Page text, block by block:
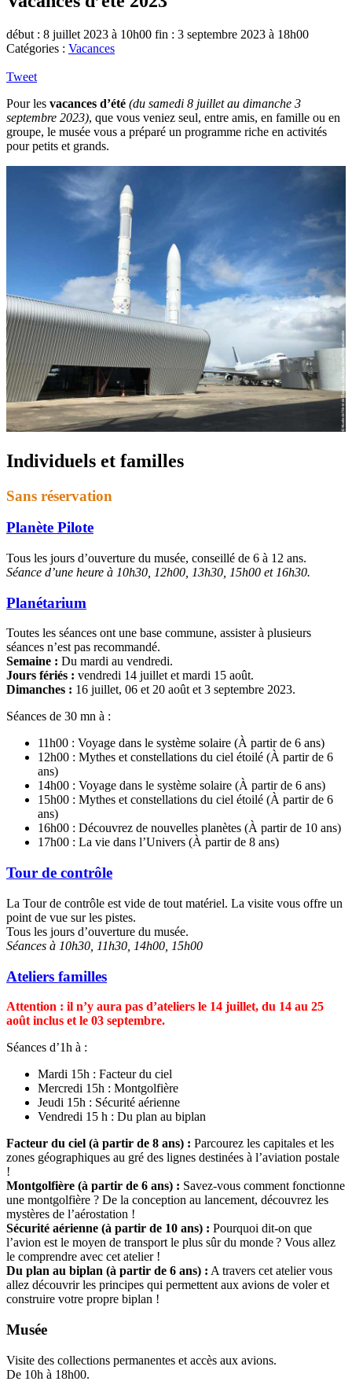
début : 8 juillet 2023 à 10h00 fin : 3 septembre 2023 à 18h00
Catégories : Vacances
Tweet
Pour les vacances d’été (du samedi 8 juillet au dimanche 3
septembre 2023), que vous veniez seul, entre amis, en famille ou en
groupe, le musée vous a préparé un programme riche en activités
pour petits et grands.
Individuels et familles
Sans réservation
Planète Pilote
Tous les jours d’ouverture du musée, conseillé de 6 à 12 ans.
Séance d’une heure à 10h30, 12h00, 13h30, 15h00 et 16h30.
Planétarium
Toutes les séances ont une base commune, assister à plusieurs
séances n’est pas recommandé.
Semaine : Du mardi au vendredi.
Jours fériés : vendredi 14 juillet et mardi 15 août.
Dimanches : 16 juillet, 06 et 20 août et 3 septembre 2023.
Séances de 30 mn à :
11h00 : Voyage dans le système solaire (À partir de 6 ans)
12h00 : Mythes et constellations du ciel étoilé (À partir de 6
ans)
14h00 : Voyage dans le système solaire (À partir de 6 ans)
15h00 : Mythes et constellations du ciel étoilé (À partir de 6
ans)
16h00 : Découvrez de nouvelles planètes (À partir de 10 ans)
17h00 : La vie dans l’Univers (À partir de 8 ans)
Tour de contrôle
La Tour de contrôle est vide de tout matériel. La visite vous offre un
point de vue sur les pistes.
Tous les jours d’ouverture du musée.
Séances à 10h30, 11h30, 14h00, 15h00
Ateliers familles
Attention : il n’y aura pas d’ateliers le 14 juillet, du 14 au 25
août inclus et le 03 septembre.
Séances d’1h à :
Mardi 15h : Facteur du ciel
Mercredi 15h : Montgolfière
Jeudi 15h : Sécurité aérienne
Vendredi 15 h : Du plan au biplan
Facteur du ciel (à partir de 8 ans) : Parcourez les capitales et les
zones géographiques au gré des lignes destinées à l’aviation postale
!
Montgolfière (à partir de 6 ans) : Savez-vous comment fonctionne
une montgolfière ? De la conception au lancement, découvrez les
mystères de l’aérostation !
Sécurité aérienne (à partir de 10 ans) : Pourquoi dit-on que
l’avion est le moyen de transport le plus sûr du monde ? Vous allez
le comprendre avec cet atelier !
Du plan au biplan (à partir de 6 ans) : A travers cet atelier vous
allez découvrir les principes qui permettent aux avions de voler et
construire votre propre biplan !
Musée
Visite des collections permanentes et accès aux avions.
De 10h à 18h00.